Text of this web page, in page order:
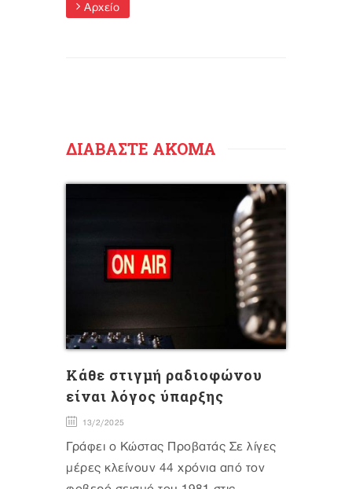
Αρχείο
ΔΙΑΒΑΣΤΕ ΑΚΟΜΑ
Κάθε στιγμή ραδιοφώνου
είναι λόγος ύπαρξης
13/2/2025
Γράφει ο Κώστας Προβατάς Σε λίγες
μέρες κλείνουν 44 χρόνια από τον